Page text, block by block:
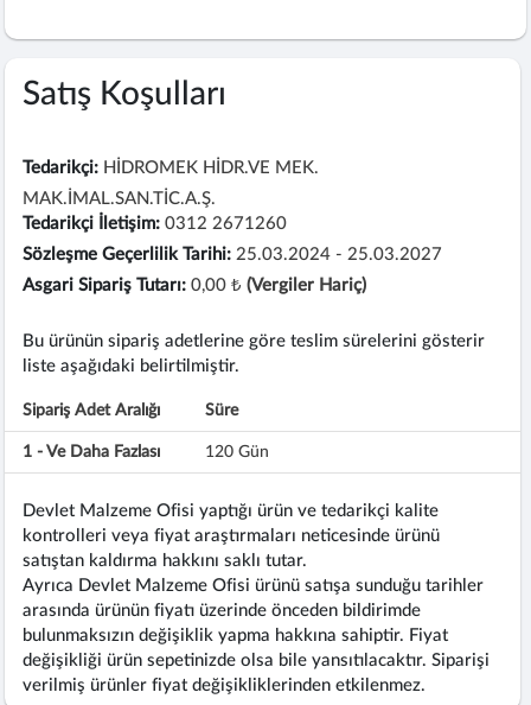
Satış Koşulları
Tedarikçi: HİDROMEK HİDR.VE MEK.
MAK.İMAL.SAN.TİC.A.Ş.
Tedarikçi İletişim: 0312 2671260
Sözleşme Geçerlilik Tarihi: 25.03.2024 - 25.03.2027
Asgari Sipariş Tutarı: 0,00 ₺(Vergiler Hariç)
Bu ürünün sipariş adetlerine göre teslim sürelerini gösterir
liste aşağıdaki belirtilmiştir.
Sipariş Adet Aralığı Süre
1 - Ve Daha Fazlası 120 Gün
Devlet Malzeme Ofisi yaptığı ürün ve tedarikçi kalite
kontrolleri veya fiyat araştırmaları neticesinde ürünü
satıştan kaldırma hakkını saklı tutar.
Ayrıca Devlet Malzeme Ofisi ürünü satışa sunduğu tarihler
arasında ürünün fiyatı üzerinde önceden bildirimde
bulunmaksızın değişiklik yapma hakkına sahiptir. Fiyat
değişikliği ürün sepetinizde olsa bile yansıtılacaktır. Siparişi
verilmiş ürünler fiyat değişikliklerinden etkilenmez.